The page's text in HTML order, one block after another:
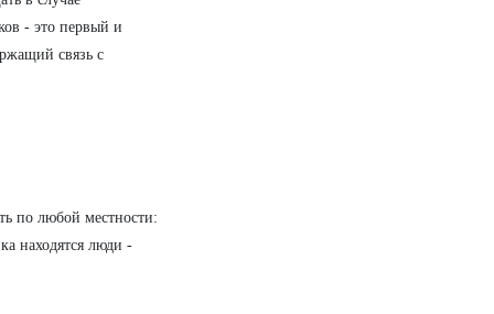
- это первый и
связь с
по любой местности:
находятся люди -